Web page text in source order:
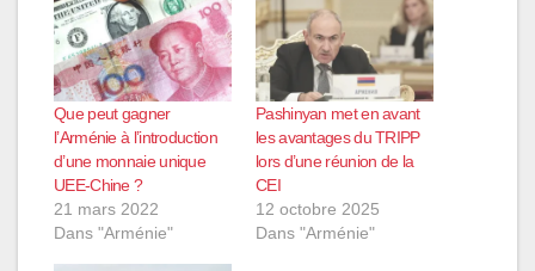
Que peut gagner
l’Arménie à l’introduction
d’une monnaie unique
UEE-Chine ?
21 mars 2022
Dans "Arménie"
Pashinyan met en avant
les avantages du TRIPP
lors d’une réunion de la
CEI
12 octobre 2025
Dans "Arménie"